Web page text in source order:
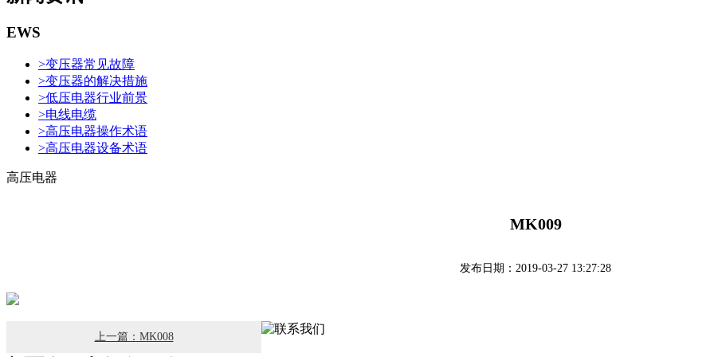
EWS
>变压器常见故障
>变压器的解决措施
>低压电器行业前景
>电线电缆
>高压电器操作术语
>高压电器设备术语
高压电器
MK009
发布日期：2019-03-27 13:27:28
上一篇：MK008